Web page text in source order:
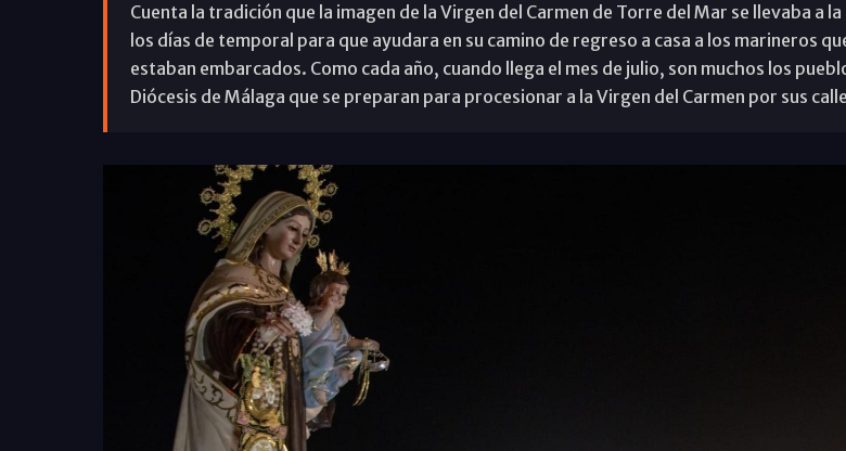
Cuenta la tradición que la imagen de la Virgen del Carmen de Torre del Mar se llevaba a
los días de temporal para que ayudara en su camino de regreso a casa a los marineros
estaban embarcados. Como cada año, cuando llega el mes de julio, son muchos los
Diócesis de Málaga que se preparan para procesionar a la Virgen del Carmen por sus